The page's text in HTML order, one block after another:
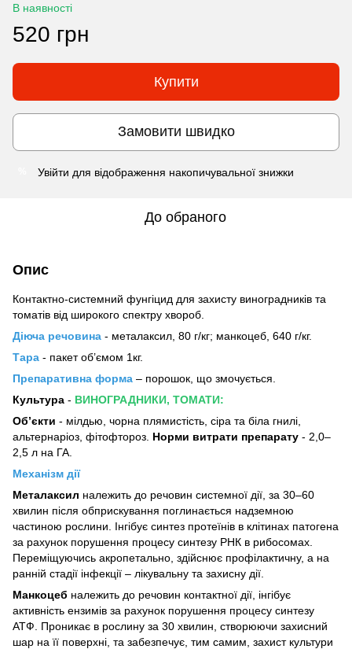
В наявності
520 грн
Купити
Замовити швидко
Увійти для відображення накопичувальної знижки
До обраного
Опис
Контактно-системний фунгіцид для захисту виноградників та
томатів від широкого спектру хвороб.
Діюча речовина - металаксил, 80 г/кг; манкоцеб, 640 г/кг.
Тара - пакет об’ємом 1кг.
Препаративна форма – порошок, що змочується.
Культура - ВИНОГРАДНИКИ, ТОМАТИ:
Об’єкти - мілдью, чорна плямистість, сіра та біла гнилі,
альтернаріоз, фітофтороз Норми витрати препарату - 2,0‒
2,5 л на ГА.
Механізм дії
Металаксил належить до речовин системної дії, за 30‒60
хвилин після обприскування поглинається надземною
частиною рослини. Інгібує синтез протеїнів в клітинах патогена
за рахунок порушення процесу синтезу РНК в рибосомах.
Переміщуючись акропетально, здійснює профілактичну, а на
ранній стадії інфекції ‒ лікувальну та захисну дії.
Манкоцеб належить до речовин контактної дії, інгібує
активність ензимів за рахунок порушення процесу синтезу
АТФ. Проникає в рослину за 30 хвилин, створюючи захисний
шар на її поверхні, та забезпечує, тим самим, захист культури